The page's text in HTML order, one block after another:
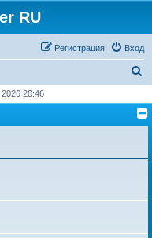
RU
Вход
Регистрация
и
с
20:46